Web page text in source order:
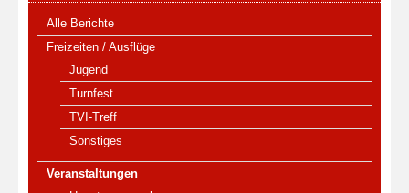
Alle Berichte
Freizeiten / Ausflüge
Jugend
Turnfest
TVI-Treff
Sonstiges
Veranstaltungen